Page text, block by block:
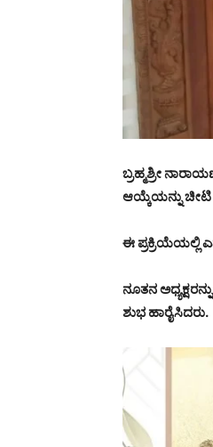
ಬ್ರಹ್ಮಶ್ರೀ
ಆಯ್ಕೆಯನ್ನು
ಈ ಪ್ರಕ್ರಿಯೆಯಲ್ಲಿ
ನೂತನ
ಶುಭ ಹಾರೈಸಿದರು.